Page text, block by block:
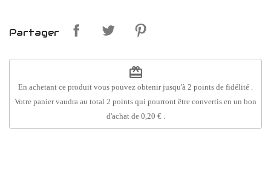
Partager
redeem
En achetant ce produit vous pouvez obtenir jusqu'à 2 points de fidélité
Votre panier vaudra au total 2 points qui pourront être convertis en un bon
d'achat de 0,20 €.